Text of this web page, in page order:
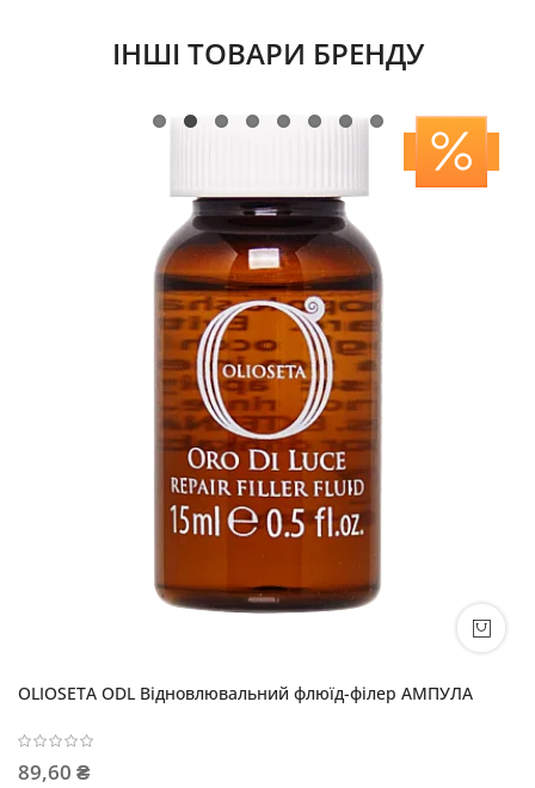
ІНШІ ТОВАРИ БРЕНДУ
OLIOSETA ODL Відновлювальний флюїд-філер АМПУЛА
89,60 ₴